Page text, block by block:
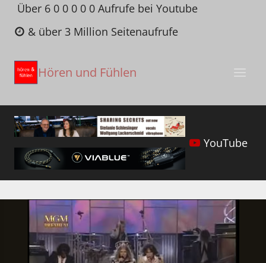
Zum
Inhalt
springen
Über 6 0 0 0 0 0 Aufrufe bei Youtube
& über 3 Million Seitenaufrufe
Hören und Fühlen
YouTube